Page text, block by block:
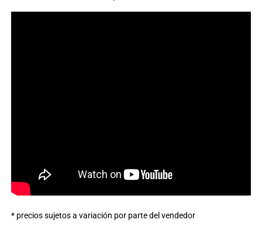
* precios sujetos a variación por parte del vendedor